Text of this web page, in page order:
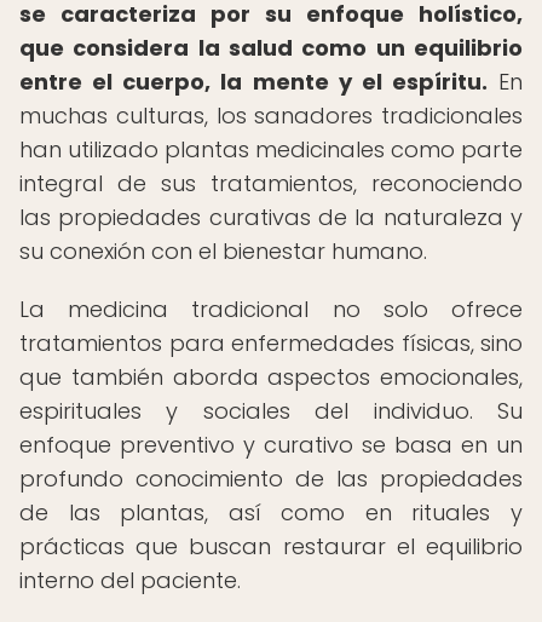
se caracteriza por su enfoque holístico,
que considera la salud como un equilibrio
entre el cuerpo, la mente y el espíritu. En
muchas culturas, los sanadores tradicionales
han utilizado plantas medicinales como parte
integral de sus tratamientos, reconociendo
las propiedades curativas de la naturaleza y
su conexión con el bienestar humano.
La medicina tradicional no solo ofrece
tratamientos para enfermedades físicas, sino
que también aborda aspectos emocionales,
espirituales y sociales del individuo. Su
enfoque preventivo y curativo se basa en un
profundo conocimiento de las propiedades
de las plantas, así como en rituales y
prácticas que buscan restaurar el equilibrio
interno del paciente.